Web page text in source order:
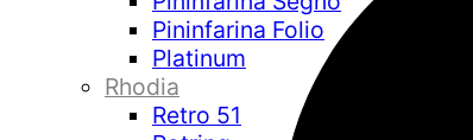
Pininfarina Folio
Platinum
Rhodia
Retro 51